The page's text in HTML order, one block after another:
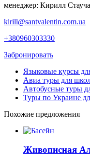
менеджер: Кирилл
kirill@santvalentin.com.ua
+380960303330
Забронировать
Языковые курсы
Авиа туры для
Автобусные туры
Туры по Украине
Похожие предложения
Живописная